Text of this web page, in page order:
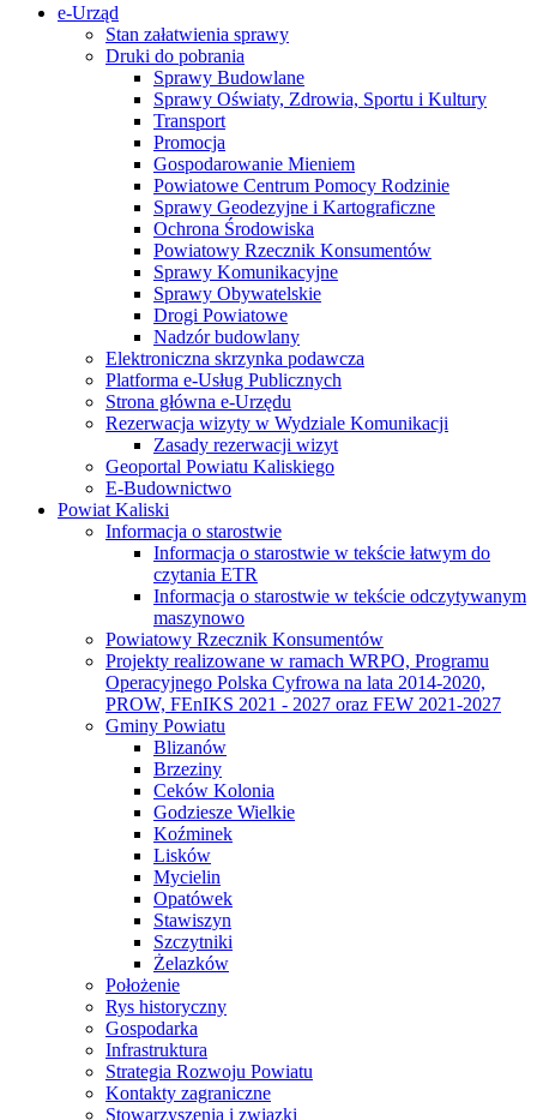
e-Urząd
Stan załatwienia sprawy
Druki do pobrania
Sprawy Budowlane
Sprawy Oświaty, Zdrowia, Sportu i Kultury
Transport
Promocja
Gospodarowanie Mieniem
Powiatowe Centrum Pomocy Rodzinie
Sprawy Geodezyjne i Kartograficzne
Ochrona Środowiska
Powiatowy Rzecznik Konsumentów
Sprawy Komunikacyjne
Sprawy Obywatelskie
Drogi Powiatowe
Nadzór budowlany
Elektroniczna skrzynka podawcza
Platforma e-Usług Publicznych
Strona główna e-Urzędu
Rezerwacja wizyty w Wydziale Komunikacji
Zasady rezerwacji wizyt
Geoportal Powiatu Kaliskiego
E-Budownictwo
Powiat Kaliski
Informacja o starostwie
Informacja o starostwie w tekście łatwym do
czytania ETR
Informacja o starostwie w tekście odczytywanym
maszynowo
Powiatowy Rzecznik Konsumentów
Projekty realizowane w ramach WRPO, Programu
Operacyjnego Polska Cyfrowa na lata 2014-2020,
PROW, FEnIKS 2021 - 2027 oraz FEW 2021-2027
Gminy Powiatu
Blizanów
Brzeziny
Ceków Kolonia
Godziesze Wielkie
Koźminek
Lisków
Mycielin
Opatówek
Stawiszyn
Szczytniki
Żelazków
Położenie
Rys historyczny
Gospodarka
Infrastruktura
Strategia Rozwoju Powiatu
Kontakty zagraniczne
Stowarzyszenia i związki